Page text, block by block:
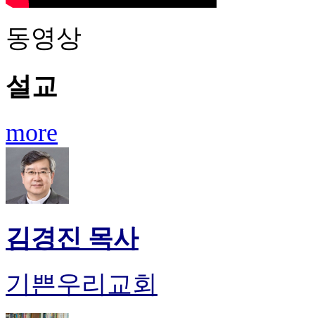
동영상
설교
more
김경진 목사
기쁜우리교회